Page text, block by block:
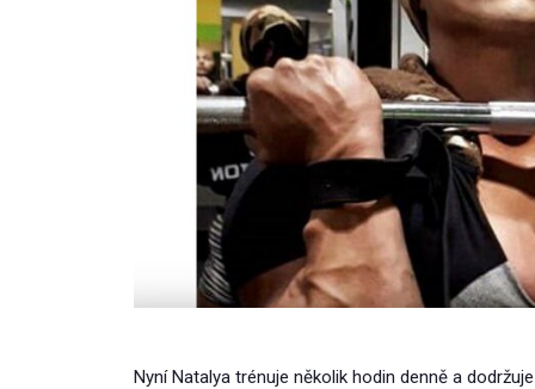
Nyní Natalya trénuje několik hodin denně a